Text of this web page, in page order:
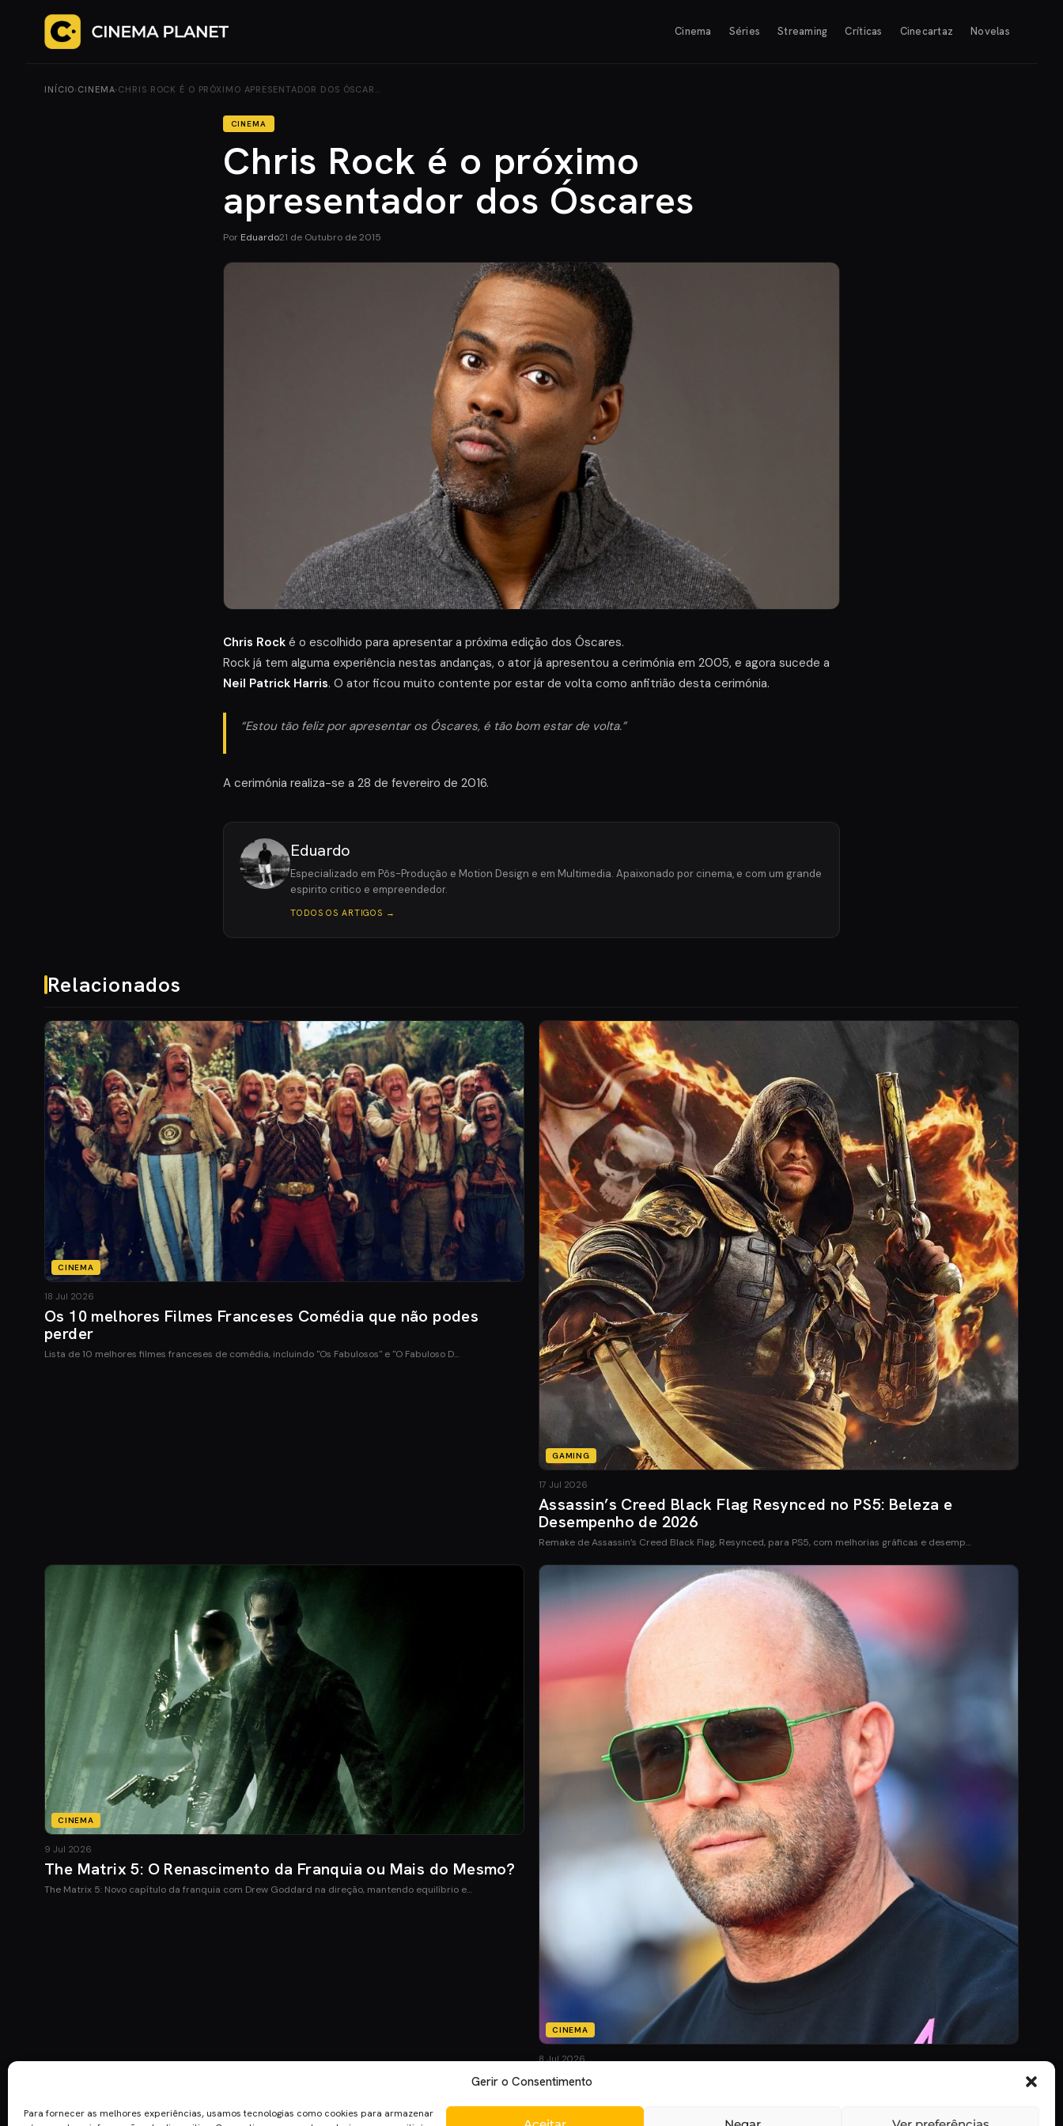
Gerir o Consentimento
Para fornecer as melhores experiências, usamos tecnologias como cookies para armazenar
Cinema Séries Streaming Críticas Cinecartaz Novelas
INÍCIO› CINEMA› CHRIS ROCK É O PRÓXIMO APRESENTADOR DOS ÓSCAR…
CINEMA
Chris Rock é o próximo
apresentador dos Óscares
Por Eduardo21 de Outubro de 2015
Chris Rock é o escolhido para apresentar a próxima edição dos Óscares.
Rock já tem alguma experiência nestas andanças, o ator já apresentou a cerimónia em 2005, e agora sucede a
Neil Patrick Harris. O ator ficou muito contente por estar de volta como anfitrião desta cerimónia.
“Estou tão feliz por apresentar os Óscares, é tão bom estar de volta.”
A cerimónia realiza-se a 28 de fevereiro de 2016.
Eduardo
Especializado em Pôs-Produção e Motion Design e em Multimedia. Apaixonado por cinema, e com um grande
espirito critico e empreendedor.
TODOS OS ARTIGOS →
Relacionados
CINEMA
18 Jul 2026
Os 10 melhores Filmes Franceses Comédia que não podes
perder
Lista de 10 melhores filmes franceses de comédia, incluindo "Os Fabulosos" e "O Fabuloso D…
GAMING
17 Jul 2026
Assassin’s Creed Black Flag Resynced no PS5: Beleza e
Desempenho de 2026
Remake de Assassin’s Creed Black Flag, Resynced, para PS5, com melhorias gráficas e desemp…
CINEMA
9 Jul 2026
The Matrix 5: O Renascimento da Franquia ou Mais do Mesmo?
The Matrix 5: Novo capítulo da franquia com Drew Goddard na direção, mantendo equilíbrio e…
CINEMA
8 Jul 2026
Mutiny: O Novo Thriller de Ação de Jason Statham em 2026